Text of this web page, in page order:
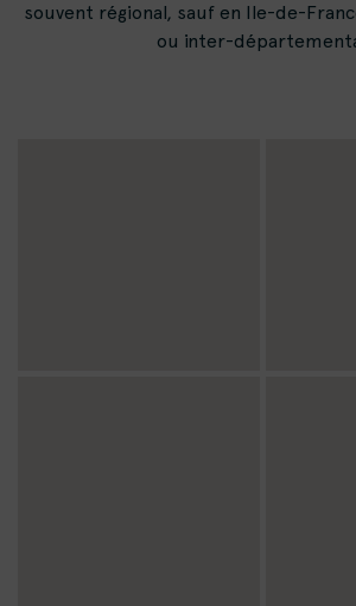
souvent régional, sauf en Ile-de-
ou inter-